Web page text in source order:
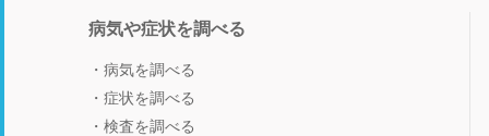
病気や症状を調べる
病気を調べる
症状を調べる
検査を調べる